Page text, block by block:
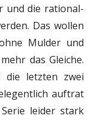
und die rational-
Das wollen
Mulder und
das Gleiche.
die letzten zwei
auftrat
leider stark